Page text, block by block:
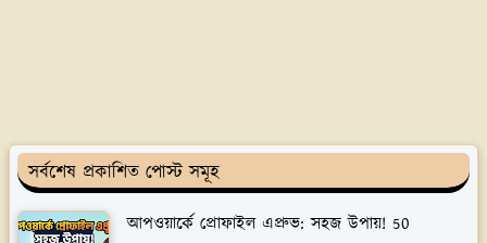
সর্বশেষ প্রকাশিত পোস্ট সমূহ
আপওয়ার্কে প্রোফাইল এপ্রুভ: সহজ উপায়! 50